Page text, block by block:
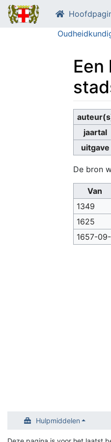
Ga naar:
jaartal
uitgave
De bron
Van
1349
1625
1657-
Hulpmiddelen